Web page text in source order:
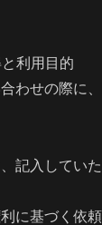
利用目的
わせの際に
記入してい
に基づく依